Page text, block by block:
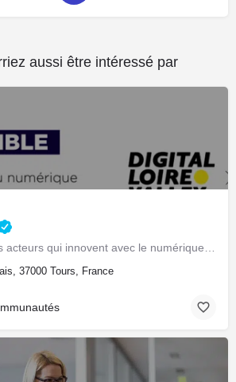
aussi être intéressé par
37000 Tours, France